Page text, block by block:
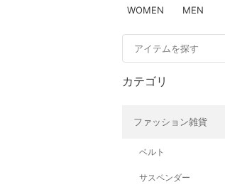
WOMEN MEN
カテゴリ
ファッション雑貨
ベルト
サスペンダー